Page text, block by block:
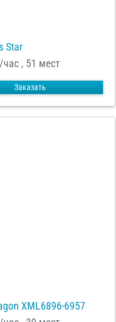
Star
, 51 мест
Заказать
XML6896-6957